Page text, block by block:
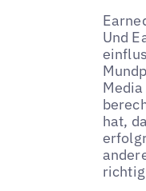
Und
hat,